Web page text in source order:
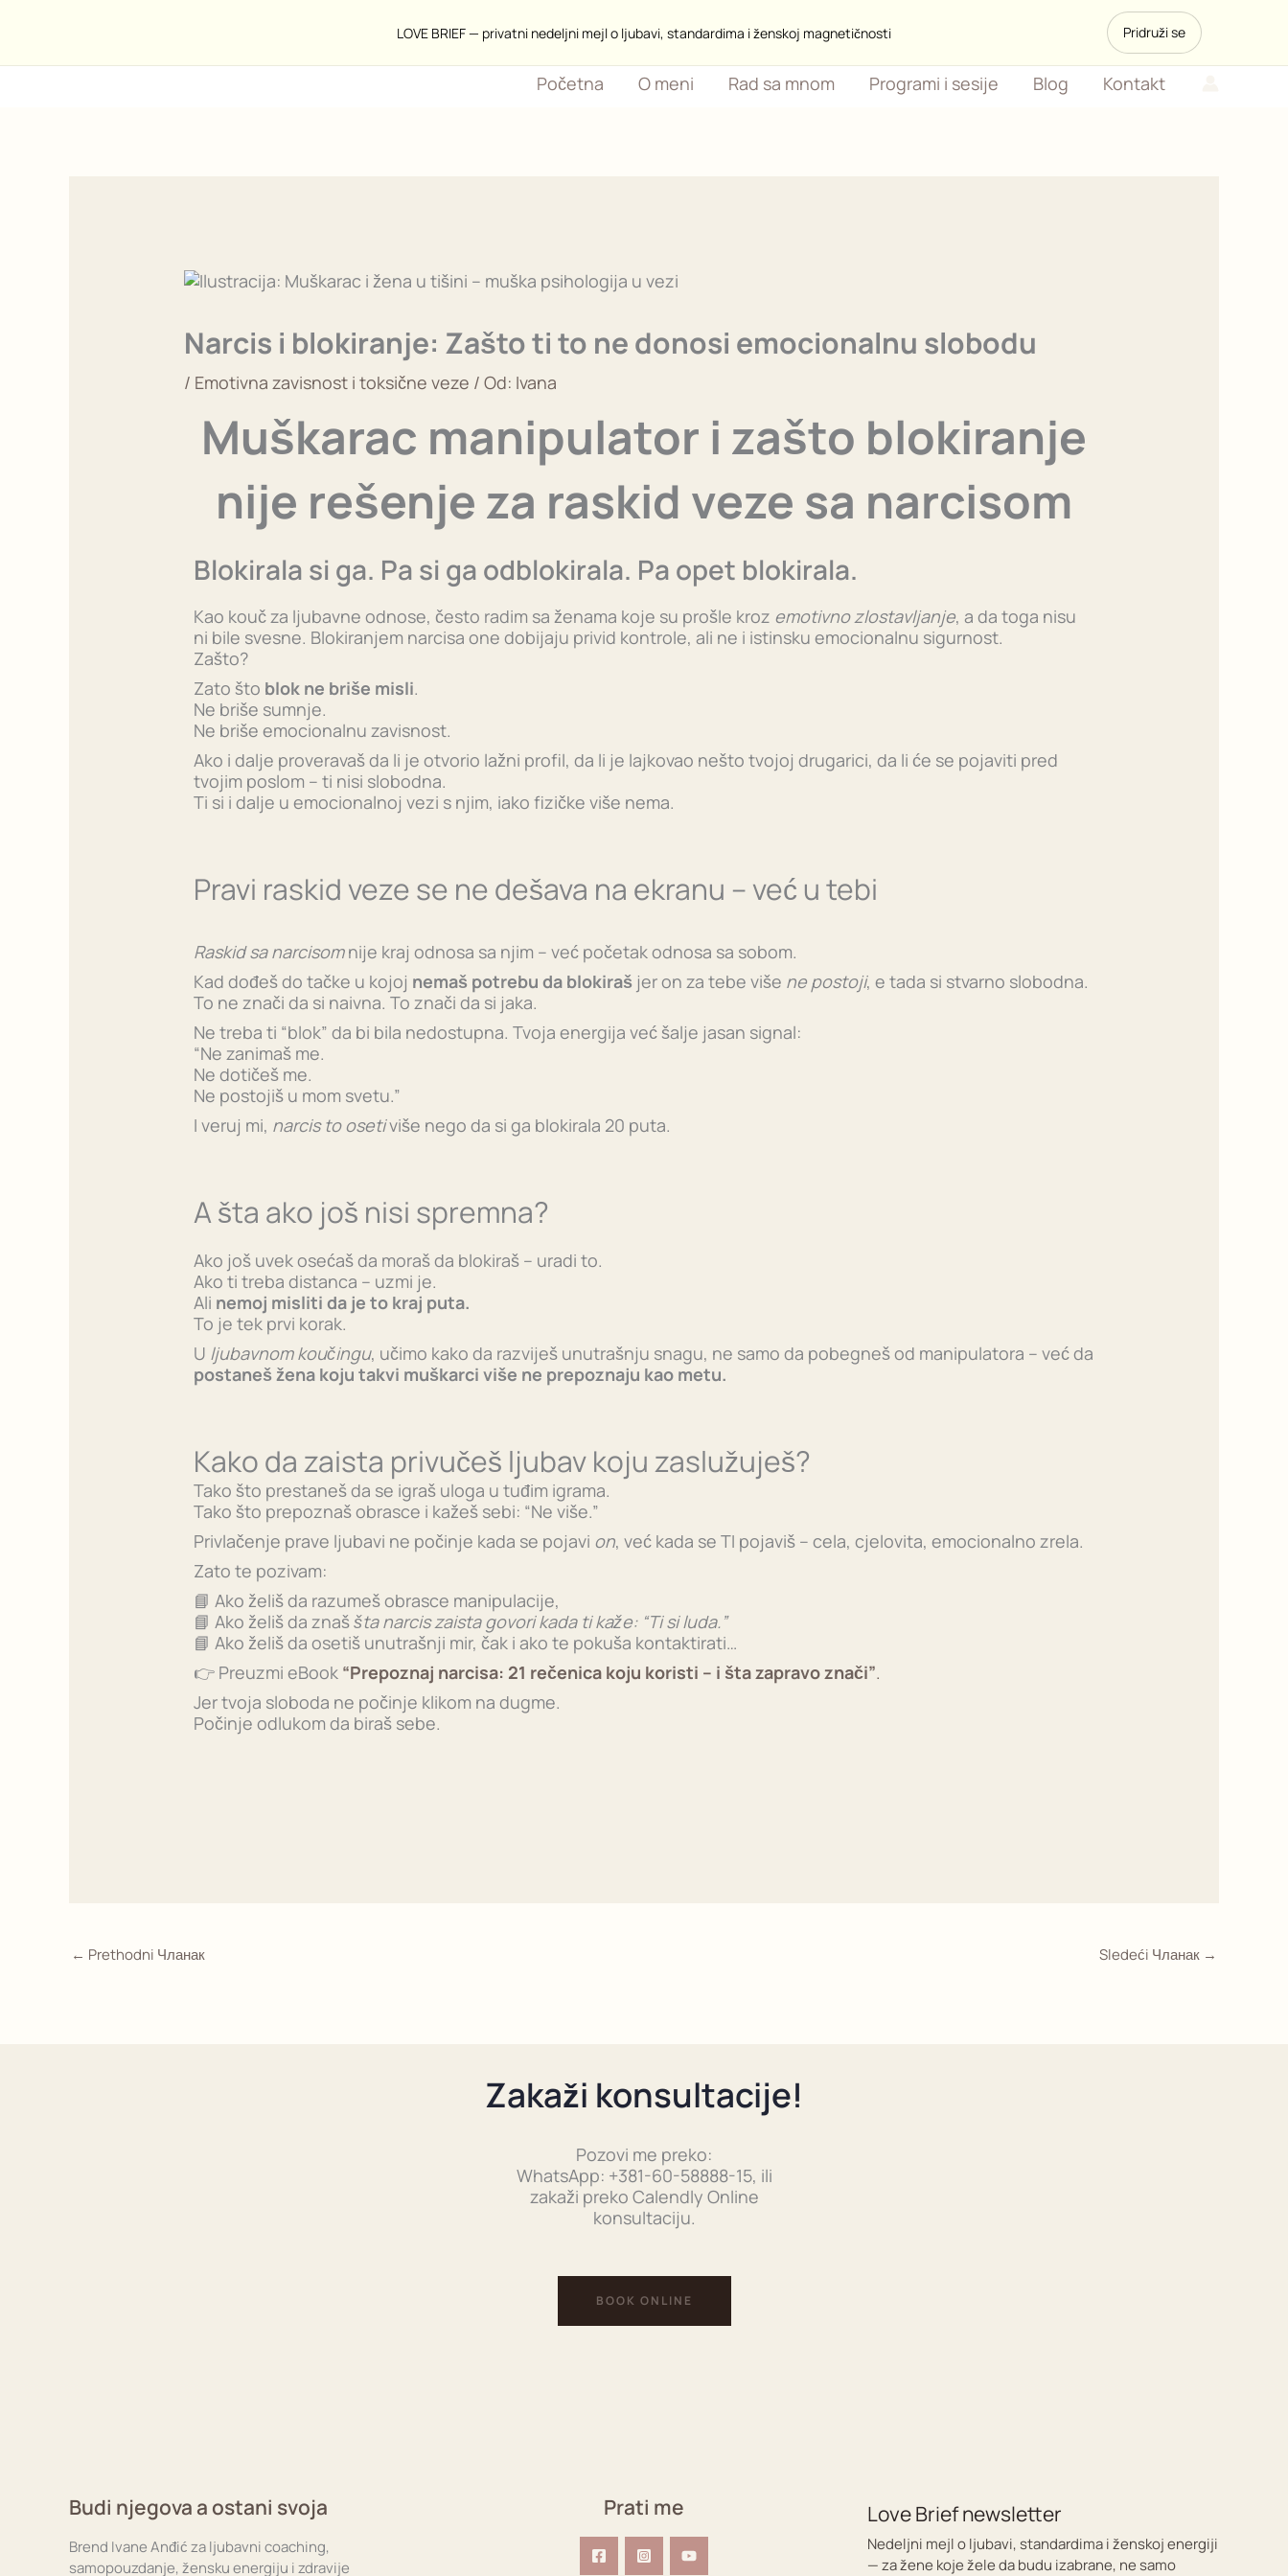
LOVE BRIEF — privatni nedeljni mejl o ljubavi, standardima i ženskoj magnetičnosti Pridruži se
Početna
O meni Rad sa mnom Programi i sesije Blog Kontakt
Narcis i blokiranje: Zašto ti to ne donosi emocionalnu slobodu
/ Emotivna zavisnost i toksične veze / Od: Ivana
Muškarac manipulator i zašto blokiranje
nije rešenje za raskid veze sa narcisom
Blokirala si ga. Pa si ga odblokirala. Pa opet blokirala.
Kao kouč za ljubavne odnose, često radim sa ženama koje su prošle kroz emotivno zlostavljanje, a da toga nisu
ni bile svesne. Blokiranjem narcisa one dobijaju privid kontrole, ali ne i istinsku emocionalnu sigurnost.
Zašto?
Zato što blok ne briše misli.
Ne briše sumnje.
Ne briše emocionalnu zavisnost.
Ako i dalje proveravaš da li je otvorio lažni profil, da li je lajkovao nešto tvojoj drugarici, da li će se pojaviti pred
tvojim poslom – ti nisi slobodna.
Ti si i dalje u emocionalnoj vezi s njim, iako fizičke više nema.
Pravi raskid veze se ne dešava na ekranu – već u tebi
Raskid sa narcisomnije kraj odnosa sa njim – već početak odnosa sa sobom.
Kad dođeš do tačke u kojoj nemaš potrebu da blokiraš jer on za tebe više ne postoji, e tada si stvarno slobodna.
To ne znači da si naivna. To znači da si jaka.
Ne treba ti “blok” da bi bila nedostupna. Tvoja energija već šalje jasan signal:
“Ne zanimaš me.
Ne dotičeš me.
Ne postojiš u mom svetu.”
I veruj mi, narcis to osetiviše nego da si ga blokirala 20 puta.
A šta ako još nisi spremna?
Ako još uvek osećaš da moraš da blokiraš – uradi to.
Ako ti treba distanca – uzmi je.
Ali nemoj misliti da je to kraj puta.
To je tek prvi korak.
U ljubavnom koučingu, učimo kako da razviješ unutrašnju snagu, ne samo da pobegneš od manipulatora – već da
postaneš žena koju takvi muškarci više ne prepoznaju kao metu.
Kako da zaista privučeš ljubav koju zaslužuješ?
Tako što prestaneš da se igraš uloga u tuđim igrama.
Tako što prepoznaš obrasce i kažeš sebi: “Ne više.”
Privlačenje prave ljubavi ne počinje kada se pojavi on, već kada se TI pojaviš – cela, cjelovita, emocionalno zrela.
Zato te pozivam:
📘 Ako želiš da razumeš obrasce manipulacije,
📘 Ako želiš da znaššta narcis zaista govori kada ti kaže: “Ti si luda.”
📘 Ako želiš da osetiš unutrašnji mir, čak i ako te pokuša kontaktirati…
👉 Preuzmi eBook “Prepoznaj narcisa: 21 rečenica koju koristi – i šta zapravo znači”.
Jer tvoja sloboda ne počinje klikom na dugme.
Počinje odlukom da biraš sebe.
← Prethodni Чланак Sledeći Чланак →
Zakaži konsultacije!
Pozovi me preko:
WhatsApp: +381-60-58888-15, ili
zakaži preko Calendly Online
konsultaciju.
BOOK ONLINE
Budi njegova a ostani svoja
Brend Ivane Anđić za ljubavni coaching,
samopouzdanje, žensku energiju i zdravije
Prati me Love Brief newsletter
Nedeljni mejl o ljubavi, standardima i ženskoj energiji
— za žene koje žele da budu izabrane, ne samo